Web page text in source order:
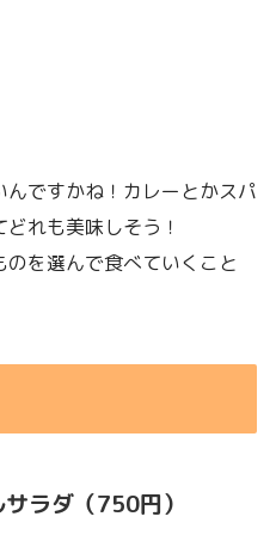
ですかね！カレーとかスパ
れも美味しそう！
を選んで食べていくこと
ラダ（750円）